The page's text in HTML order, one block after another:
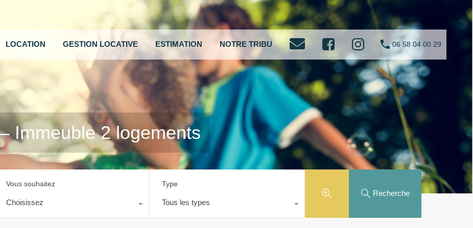
LOCATION GESTION LOCATIVE ESTIMATION NOTRE TRIBU 06 58 04 00 29
Immeuble 2 logements
Vous souhaitez
Choisissez
Type
Tous les types
Recherche